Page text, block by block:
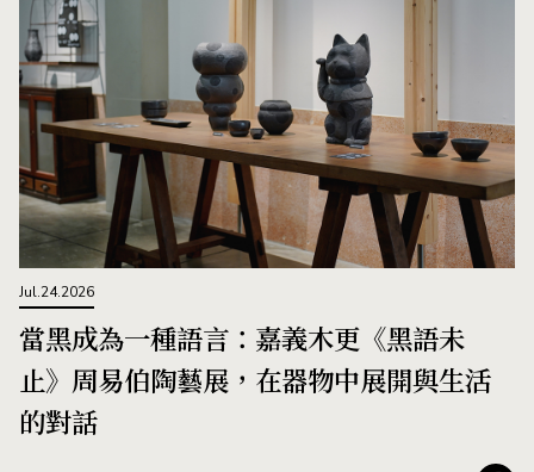
Jul.24.2026
當黑成為一種語言：嘉義木更《黑語未
止》周易伯陶藝展，在器物中展開與生活
的對話